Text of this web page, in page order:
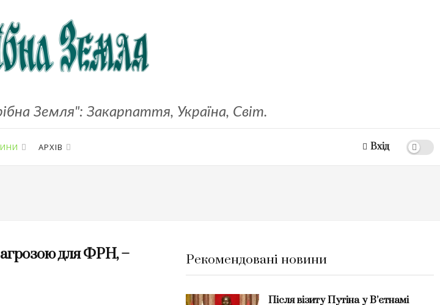
Земля": Закарпаття, Україна, Світ.
АРХІВ Вхід
для ФРН, –
Рекомендовані новини
Після візиту Путіна у В’єтнамі